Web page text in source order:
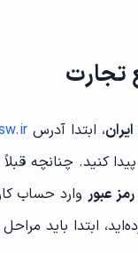
تجارت
، ابتدا آدرس
چنانچه قبلاً
رمز عبور وارد حساب
ابتدا باید